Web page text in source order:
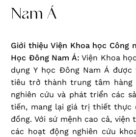
Nam Á
Giới thiệu Viện Khoa học Công
Học Đông Nam Á: Viện Khoa
dụng Y học Đông Nam Á
tiêu trở thành trung tâm hàng
nghiên cứu và phát triển các
tiến, mang lại giá trị thiết thực
đồng. Với sứ mệnh cao cả,
các hoạt động nghiên cứu